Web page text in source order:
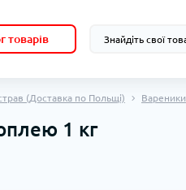
товарів
(Доставка по Польщі) Вареники
1 кг